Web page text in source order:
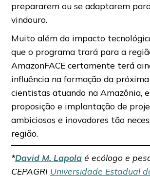
prepararem ou se adaptarem
vindouro.
Muito além do impacto
que o programa trará para a
AmazonFACE certamente terá
influência na formação da
cientistas atuando na Amazônia,
proposição e implantação de
ambiciosos e inovadores tão
região.
*David M. Lapola é ecólogo e
CEPAGRI Universidade Estadual